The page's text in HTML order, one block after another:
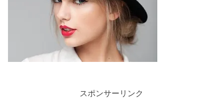
スポンサーリンク